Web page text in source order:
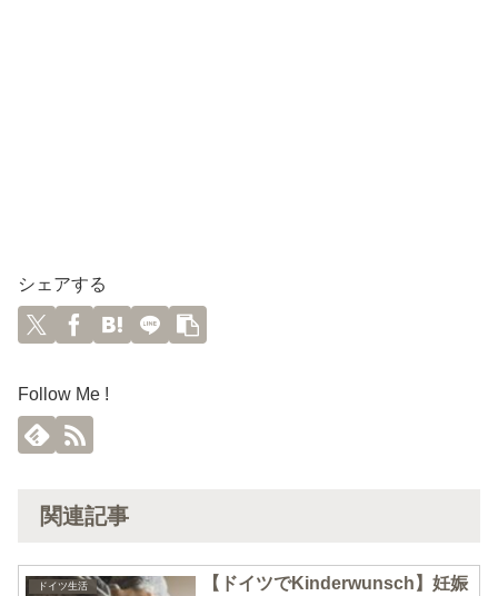
シェアする
Follow Me !
関連記事
ドイツ生活 【ドイツでKinderwunsch】妊娠